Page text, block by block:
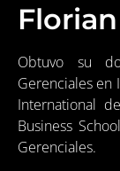
Obtuvo su
Gerenciales en
International
Business
Gerenciales.